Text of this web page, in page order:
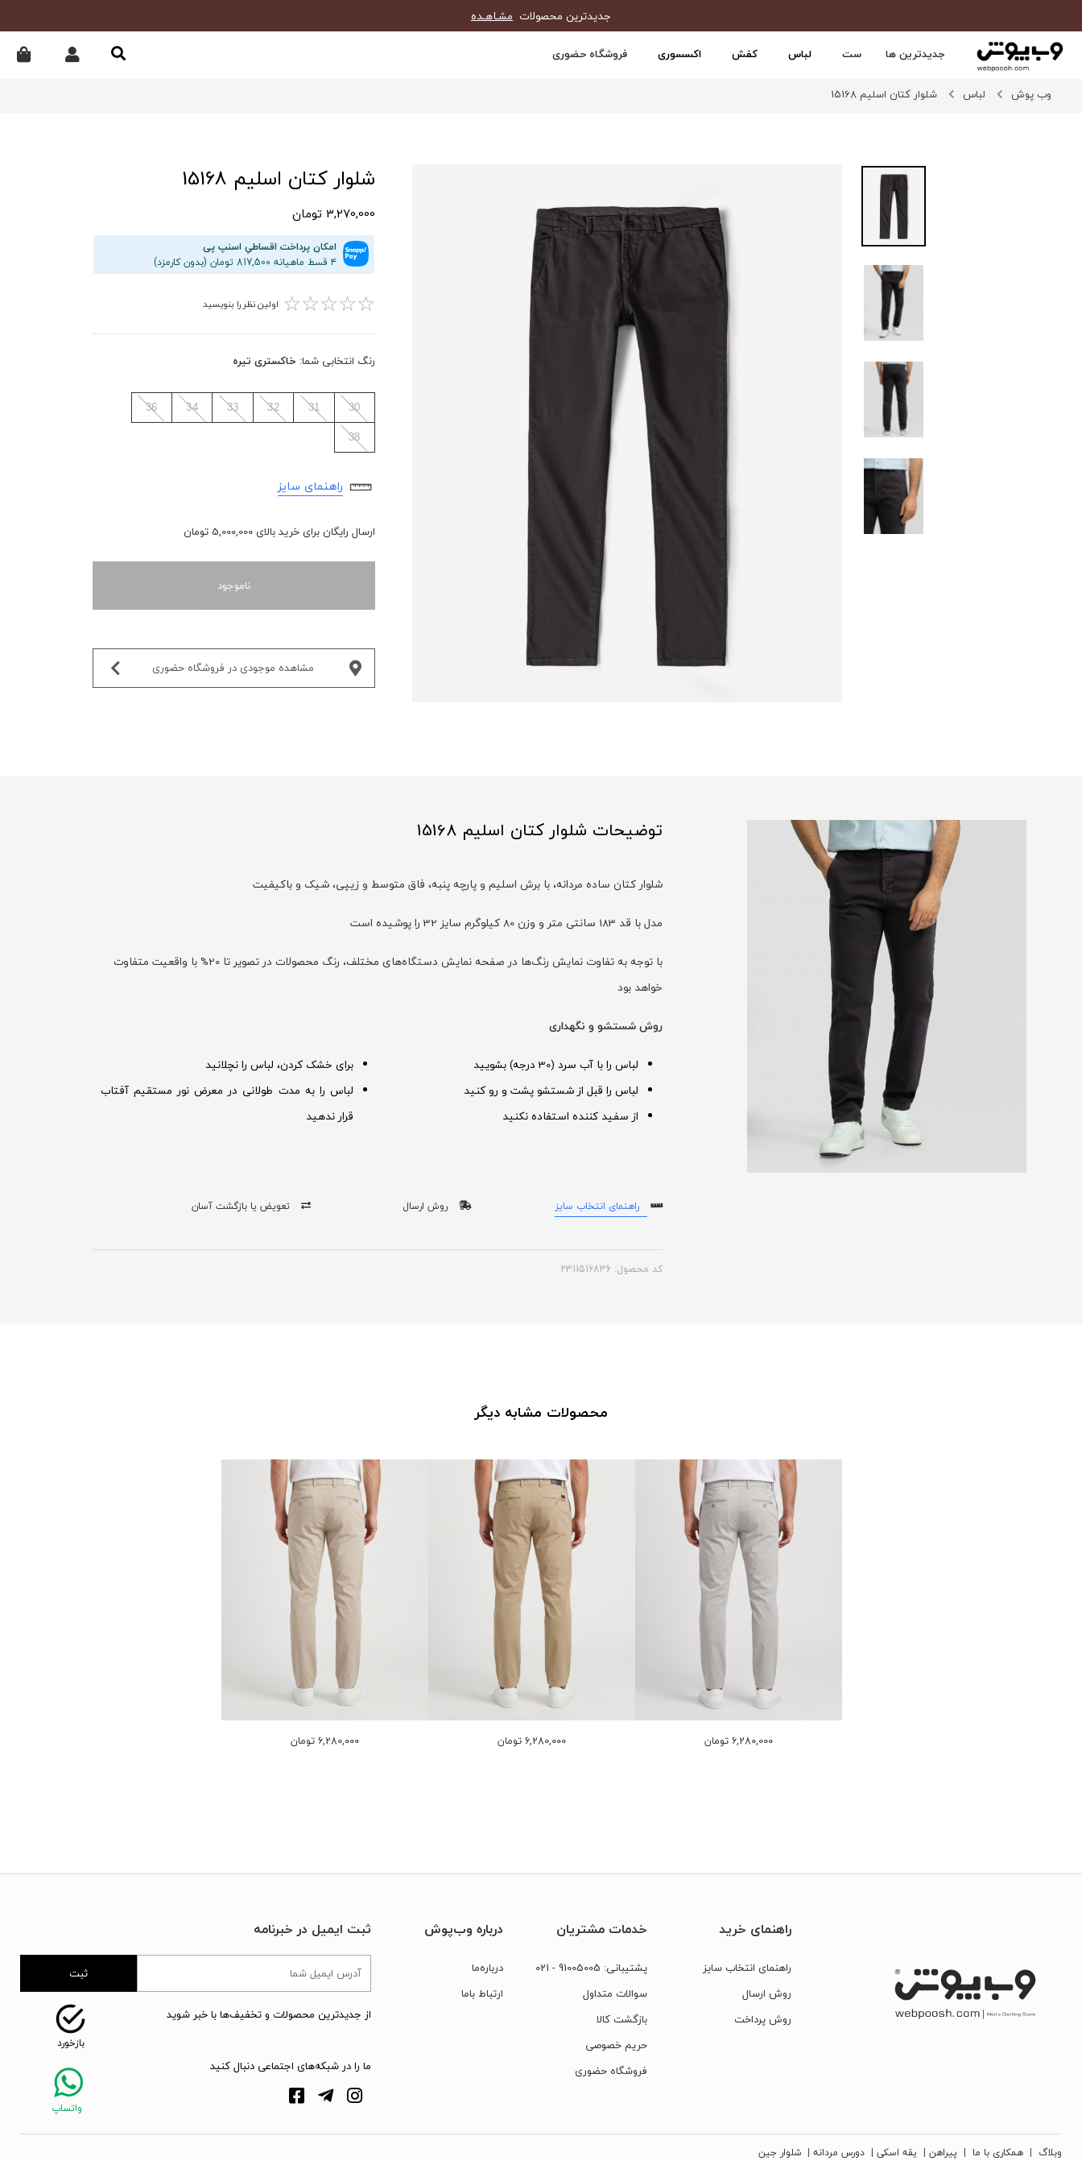
جدیدترین محصولات مشـاهـده
جدیدترین ها ست لباس کفش اکسسوری فروشگاه حضوری
وب پوش لباس شلوار کتان اسلیم 15168
شلوار کتان اسلیم 15168
3,270,000 تومان
امکان پرداخت اقساطیِ اسنپ پی
۴ قسط ماهیانه 817,500 تومان (بدون کارمزد)
☆
☆
☆
☆
☆ اولین نظر را بنویسید
رنگ انتخابی شما: خاکستری تیره
30
31
32
33
34
36
38
راهنمای سایز
ارسال رایگان برای خرید بالای 5,000,000 تومان
ناموجود
مشاهده موجودی در فروشگاه حضوری‌
توضیحات شلوار کتان اسلیم 15168
شلوار کتان ساده مردانه، با برش اسلیم و پارچه پنبه، فاق متوسط و زیپی، شیک و باکیفیت
مدل با قد 183 سانتی متر و وزن 80 کیلوگرم سایز 32 را پوشیده است
با توجه به تفاوت نمایش رنگ‌ها در صفحه نمایش دستگاه‌های مختلف، رنگ محصولات در تصویر تا 20% با واقعیت متفاوت
خواهد بود
روش شستشو و نگهداری
لباس را با آب سرد (30 درجه) بشویید
لباس را قبل از شستشو پشت و رو کنید
از سفید کننده استفاده نکنید
برای خشک کردن، لباس را نچلانید
لباس را به مدت طولانی در معرض نور مستقیم آفتاب
قرار ندهید
راهنمای انتخاب سایز روش ارسال تعویض یا بازگشت آسان
کد محصول: 2311516836
محصولات مشابه دیگر
6,280,000 تومان 6,280,000 تومان 6,280,000 تومان
راهنمای خرید
راهنمای انتخاب سایز
روش ارسال
روش پرداخت
خدمات مشتریان
پشتیبانی: 91005005
- 021
سوالات متداول
بازگشت کالا
حریم خصوصی
فروشگاه حضوری
درباره وب‌پوش
درباره‌ما
ارتباط‌ با‌ما
ثبت ایمیل در خبرنامه
ثبت
از جدیدترین محصولات و تخفیف‌ها با خبر شوید
ما را در شبکه‌های اجتماعی دنبال کنید
وبلاگ | همکاری با ما | پیراهن | یقه اسکی | دورس مردانه | شلوار جین